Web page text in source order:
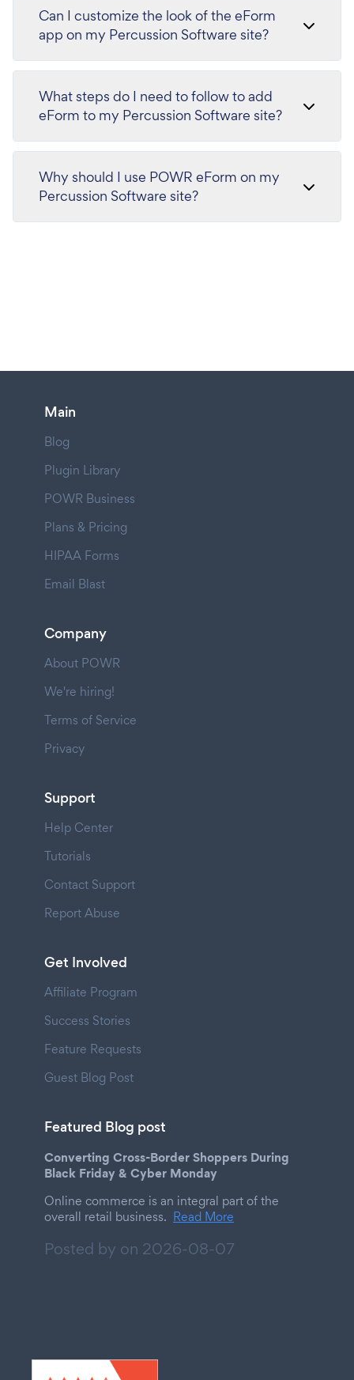
Can I customize the look of the eForm
app on my Percussion Software site?
What steps do I need to follow to add
eForm to my Percussion Software site?
Why should I use POWR eForm on my
Percussion Software site?
Main
Blog
Plugin Library
POWR Business
Plans & Pricing
HIPAA Forms
Email Blast
Company
About POWR
We're hiring!
Terms of Service
Privacy
Support
Help Center
Tutorials
Contact Support
Report Abuse
Get Involved
Affiliate Program
Success Stories
Feature Requests
Guest Blog Post
Featured Blog post
Converting Cross-Border Shoppers During
Black Friday & Cyber Monday
Online commerce is an integral part of the
overall retail business. Read More
Posted by on 2026-08-07